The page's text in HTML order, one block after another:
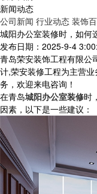
新闻动态
公司新闻 行业动态 装饰
城阳办公室装修时，如何
发布日期：2025-9-4
青岛荣安装饰工程有限公
计,荣安装修工程为主营
务，欢迎来电咨询！
在青岛城阳办公室装修时
因素，以下是一些建议：